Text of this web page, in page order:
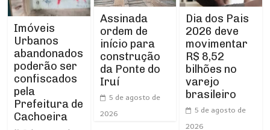
Imóveis
Urbanos
abandonados
poderão ser
confiscados
pela
Prefeitura de
Cachoeira
Assinada
ordem de
início para
construção
da Ponte do
Iruí
5 de agosto de
2026
Dia dos Pais
2026 deve
movimentar
R$ 8,52
bilhões no
varejo
brasileiro
5 de agosto de
2026